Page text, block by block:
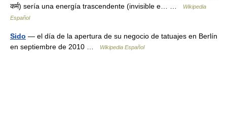
कर्म) sería una energía trascendente (invisible e… …
Wikipedia
Español
Sido — el día de la apertura de su negocio de tatuajes en Berlín
en septiembre de 2010 …
Wikipedia Español